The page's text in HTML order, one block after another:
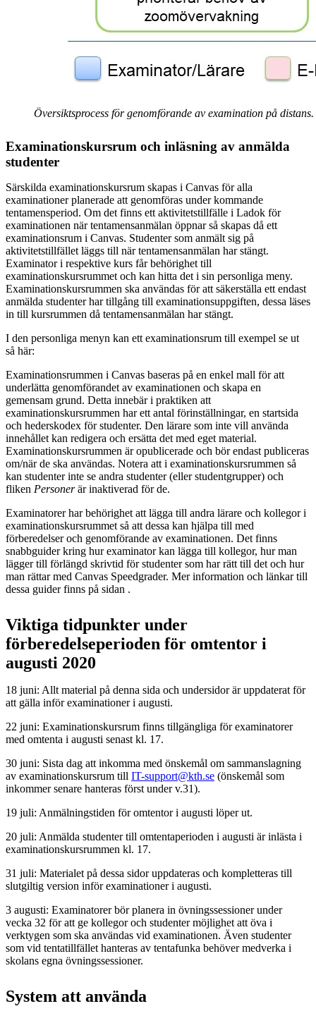
Översiktsprocess för genomförande av examination på distans.
Examinationskursrum och inläsning av anmälda
studenter
Särskilda examinationskursrum skapas i Canvas för alla
examinationer planerade att genomföras under kommande
tentamensperiod. Om det finns ett aktivitetstillfälle i Ladok för
examinationen när tentamensanmälan öppnar så skapas då ett
examinationsrum i Canvas. Studenter som anmält sig på
aktivitetstillfället läggs till när tentamensanmälan har stängt.
Examinator i respektive kurs får behörighet till
examinationskursrummet och kan hitta det i sin personliga meny.
Examinationskursrummen ska användas för att säkerställa ett endast
anmälda studenter har tillgång till examinationsuppgiften, dessa läses
in till kursrummen då tentamensanmälan har stängt.
I den personliga menyn kan ett examinationsrum till exempel se ut
så här:
Examinationsrummen i Canvas baseras på en enkel mall för att
underlätta genomförandet av examinationen och skapa en
gemensam grund. Detta innebär i praktiken att
examinationskursrummen har ett antal förinställningar, en startsida
och hederskodex för studenter. Den lärare som inte vill använda
innehållet kan redigera och ersätta det med eget material.
Examinationskursrummen är opublicerade och bör endast publiceras
om/när de ska användas. Notera att i examinationskursrummen så
kan studenter inte se andra studenter (eller studentgrupper) och
fliken Personerär inaktiverad för de.
Examinatorer har behörighet att lägga till andra lärare och kollegor i
examinationskursrummet så att dessa kan hjälpa till med
förberedelser och genomförande av examinationen. Det finns
snabbguider kring hur examinator kan lägga till kollegor, hur man
lägger till förlängd skrivtid för studenter som har rätt till det och hur
man rättar med Canvas Speedgrader. Mer information och länkar till
dessa guider finns på sidan .
Viktiga tidpunkter under
förberedelseperioden för omtentor i
augusti 2020
18 juni: Allt material på denna sida och undersidor är uppdaterat för
att gälla inför examinationer i augusti.
22 juni: Examinationskursrum finns tillgängliga för examinatorer
med omtenta i augusti senast kl. 17.
30 juni: Sista dag att inkomma med önskemål om sammanslagning
av examinationskursrum till IT-support@kth.se (önskemål som
inkommer senare hanteras först under v.31).
19 juli: Anmälningstiden för omtentor i augusti löper ut.
20 juli: Anmälda studenter till omtentaperioden i augusti är inlästa i
examinationskursrummen kl. 17.
31 juli: Materialet på dessa sidor uppdateras och kompletteras till
slutgiltig version inför examinationer i augusti.
3 augusti: Examinatorer bör planera in övningssessioner under
vecka 32 för att ge kollegor och studenter möjlighet att öva i
verktygen som ska användas vid examinationen. Även studenter
som vid tentatillfället hanteras av tentafunka behöver medverka i
skolans egna övningssessioner.
System att använda